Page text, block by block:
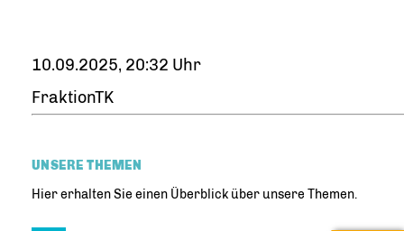
10.09.2025, 20:32 Uhr
FraktionTK
UNSERE THEMEN
Hier erhalten Sie einen Überblick über unsere Themen.